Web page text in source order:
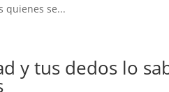
quienes se...
y tus dedos lo